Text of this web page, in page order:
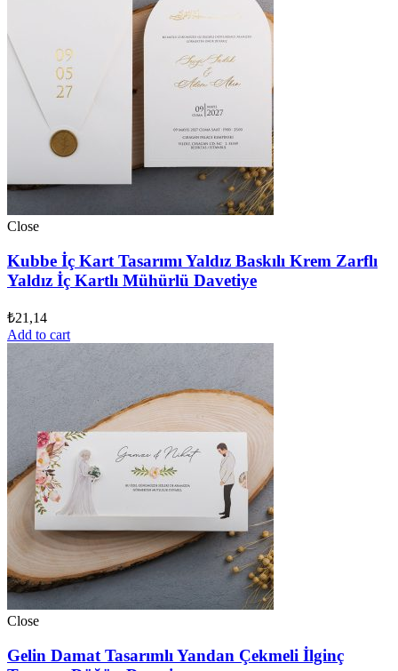
Close
Kubbe İç Kart Tasarımı Yaldız Baskılı Krem Zarflı
Yaldız İç Kartlı Mühürlü Davetiye
₺21,14
Add to cart
Close
Gelin Damat Tasarımlı Yandan Çekmeli İlginç